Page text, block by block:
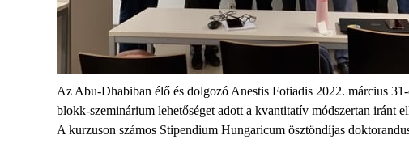
Az Abu-Dhabiban élő és dolgozó Anestis Fotiadis 2022. március
blokk-szeminárium lehetőséget adott a kvantitatív módszertan iránt
A kurzuson számos Stipendium Hungaricum ösztöndíjas